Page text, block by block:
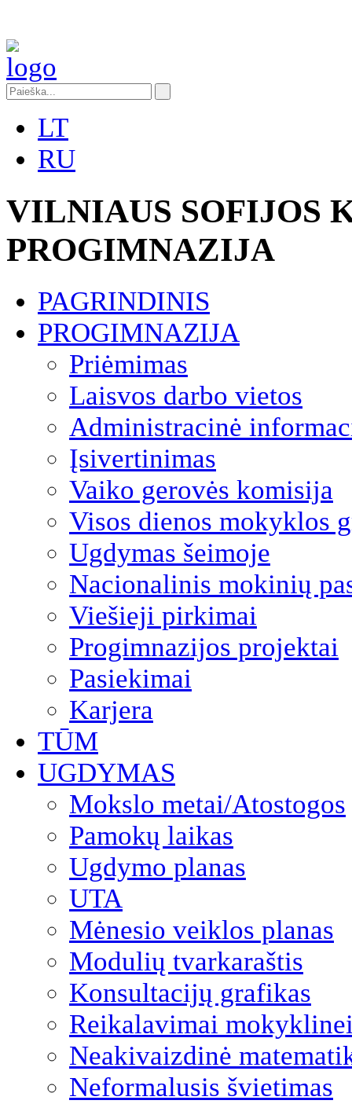
LT
RU
VILNIAUS SOFIJOS
PROGIMNAZIJA
PAGRINDINIS
PROGIMNAZIJA
Priėmimas
Laisvos darbo vietos
Administracinė
Įsivertinimas
Vaiko gerovės komisija
Visos dienos mokyklos
Ugdymas šeimoje
Nacionalinis mokinių
Viešieji pirkimai
Progimnazijos projektai
Pasiekimai
Karjera
TŪM
UGDYMAS
Mokslo metai/Atostogos
Pamokų laikas
Ugdymo planas
UTA
Mėnesio veiklos planas
Modulių tvarkaraštis
Konsultacijų grafikas
Reikalavimai
Neakivaizdinė
Neformalusis švietimas